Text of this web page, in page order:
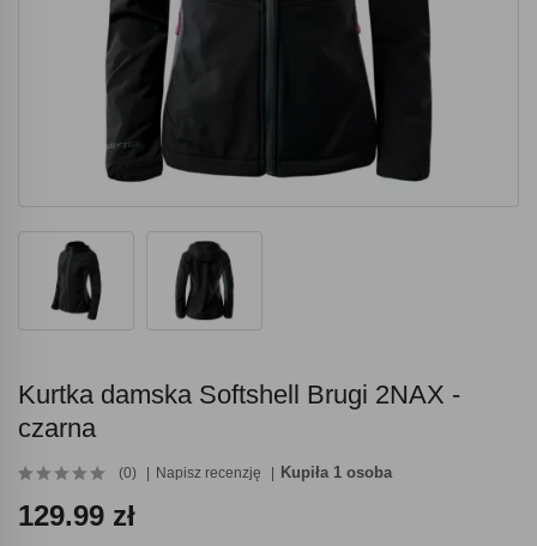
Kurtka damska Softshell Brugi 2NAX -
czarna
(0) Napisz recenzję Kupiła 1 osoba
129.99 zł